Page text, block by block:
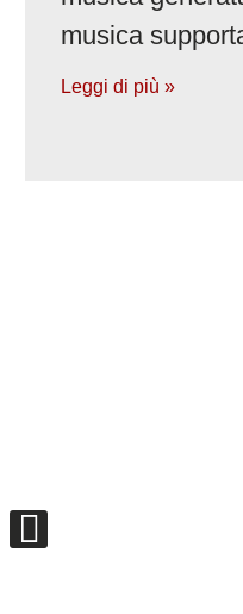
musica
Leggi di più »